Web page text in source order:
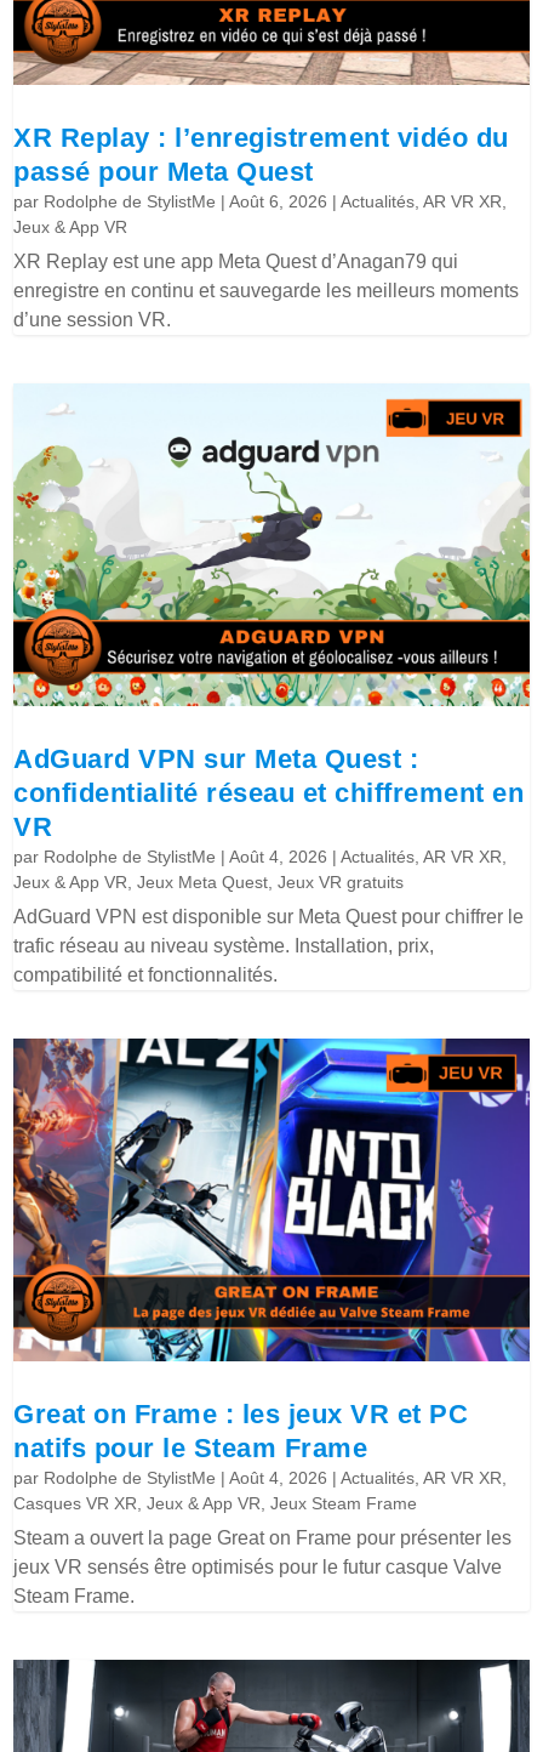
XR Replay : l’enregistrement vidéo du
passé pour Meta Quest
par Rodolphe de StylistMe |Août 6, 2026 |Actualités,AR VR XR,
Jeux & App VR
XR Replay est une app Meta Quest d’Anagan79 qui
enregistre en continu et sauvegarde les meilleurs moments
d’une session VR.
AdGuard VPN sur Meta Quest :
confidentialité réseau et chiffrement en
VR
par Rodolphe de StylistMe |Août 4, 2026 |Actualités,AR VR XR,
Jeux & App VR,Jeux Meta Quest,Jeux VR gratuits
AdGuard VPN est disponible sur Meta Quest pour chiffrer le
trafic réseau au niveau système. Installation, prix,
compatibilité et fonctionnalités.
Great on Frame : les jeux VR et PC
natifs pour le Steam Frame
par Rodolphe de StylistMe |Août 4, 2026 |Actualités,AR VR XR,
Casques VR XR,Jeux & App VR,Jeux Steam Frame
Steam a ouvert la page Great on Frame pour présenter les
jeux VR sensés être optimisés pour le futur casque Valve
Steam Frame.